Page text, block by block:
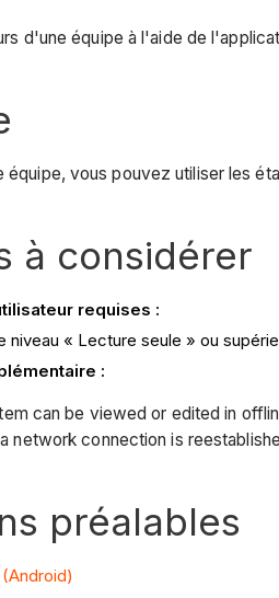
d'une équipe à l'aide de
équipe, vous pouvez utiliser les
à considérer
requises :
niveau « Lecture seule » ou
:
can be viewed or edited in
network connection is
préalables